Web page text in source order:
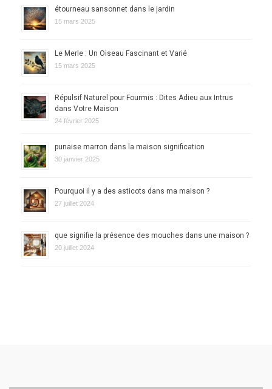
étourneau sansonnet dans le jardin
15 mars 2025
Le Merle : Un Oiseau Fascinant et Varié
15 mars 2025
Répulsif Naturel pour Fourmis : Dites Adieu aux Intrus
dans Votre Maison
24 février 2025
punaise marron dans la maison signification
30 janvier 2025
Pourquoi il y a des asticots dans ma maison ?
27 juillet 2024
que signifie la présence des mouches dans une maison ?
20 juillet 2024